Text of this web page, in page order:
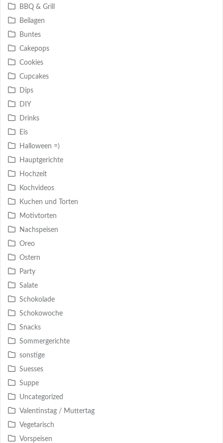
BBQ & Grill
Beilagen
Buntes
Cakepops
Cookies
Cupcakes
Dips
DIY
Drinks
Eis
Halloween =)
Hauptgerichte
Hochzeit
Kochvideos
Kuchen und Torten
Motivtorten
Nachspeisen
Oreo
Ostern
Party
Salate
Schokolade
Schokowoche
Snacks
Sommergerichte
sonstige
Suesses
Suppe
Uncategorized
Valentinstag / Muttertag
Vegetarisch
Vorspeisen